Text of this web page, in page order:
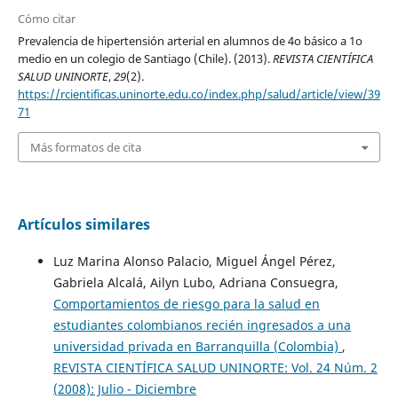
Cómo citar
Prevalencia de hipertensión arterial en alumnos de 4o básico a 1o
medio en un colegio de Santiago (Chile). (2013).REVISTA CIENTÍFICA
SALUD UNINORTE,29(2).
https://rcientificas.uninorte.edu.co/index.php/salud/article/view/39
71
Más formatos de cita
Artículos similares
Luz Marina Alonso Palacio, Miguel Ángel Pérez,
Gabriela Alcalá, Ailyn Lubo, Adriana Consuegra,
Comportamientos de riesgo para la salud en
estudiantes colombianos recién ingresados a una
universidad privada en Barranquilla (Colombia) ,
REVISTA CIENTÍFICA SALUD UNINORTE: Vol. 24 Núm. 2
(2008): Julio - Diciembre